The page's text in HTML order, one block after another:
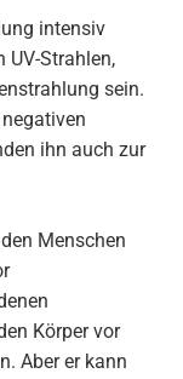
intensiv
UV-Strahlen,
sein.
ihn auch zur
Menschen
Körper vor
Aber er kann